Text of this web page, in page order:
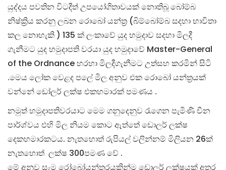
යුද්දය පවතින විටදීත් උපයෝගිතාවයක් නොතිබූ බෝම්බ
නිෂ්ක්‍රිය කරනු ලබන රොබෝ යන්ත්‍ර (බිම්බෝම්බ සදහා භාවිතා
කල නොහැකි ) 135 ක් ලංකාවේ යුද හමුදාව සදහා මිලදී
ගැනීමට යුද හමුදාපති වරයා යුද හමුදාවේ Master-General
of the Ordnance හරහා මිලදීගැනීමට උත්සහ කරමින් සිටි
.මෙය ලෝක වෙළද පලේ මිල අනුව එක රොබෝ යන්ත්‍රයක්
වන්නේ ඩෝලර් ලක්ෂ එකහමාරක් පමණය .
නමුත් හමුදාපතිවරයාට මෙම ගනුදෙනුව රැගෙන පැමිණි චීන
පාර්ශ්වය එහි මිල නියම කොට ඇත්තේ ඩොලර් ලක්ෂ
දෙකහමාරකටය. නැතහොත් රුපියල් වලින්නම් මිලියන 26ක්
නැතහොත් ලක්ෂ 300පමණ වේ .
මේ අනුව සැම රෝබෝයන්තරයකින්ම ඩොලර් ලක්ෂයක් අතර